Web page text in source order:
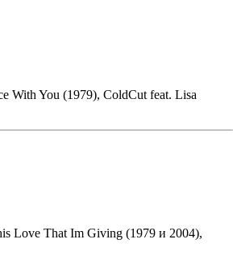
With You (1979), ColdCut feat. Lisa
Love That Im Giving (1979 и 2004),